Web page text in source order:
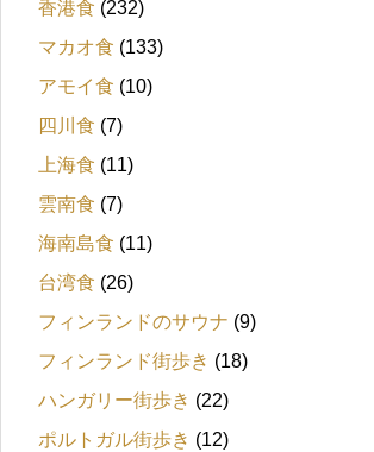
香港食 (232)
マカオ食 (133)
アモイ食 (10)
四川食 (7)
上海食 (11)
雲南食 (7)
海南島食 (11)
台湾食 (26)
フィンランドのサウナ (9)
フィンランド街歩き (18)
ハンガリー街歩き (22)
ポルトガル街歩き (12)